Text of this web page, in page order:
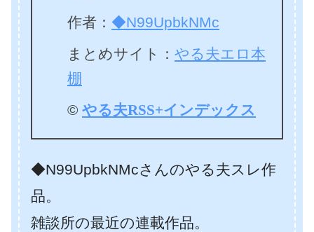
作者： ◆N99UpbkNMc
まとめサイト： やる夫エロ本
棚
© やる夫RSS+インデックス
◆N99UpbkNMcさんのやる夫スレ作
品。
雑談所の最近の連載作品。